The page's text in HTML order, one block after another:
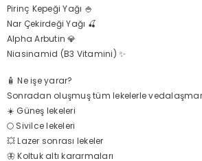
Pirinç Kepeği Yağı 🍚
Nar Çekirdeği Yağı 🍒
Alpha Arbutin 💎
Niasinamid (B3 Vitamini) ✨
🧴 Ne işe yarar?
Sonradan oluşmuş tüm lekelerle
☀️ Güneş lekeleri
🌕 Sivilce lekeleri
💥 Lazer sonrası lekeler
🦋 Koltuk altı kararmaları